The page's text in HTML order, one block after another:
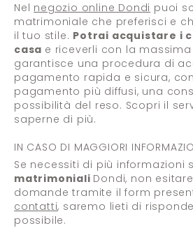
Nel negozio online Dondi puoi
matrimoniale che preferisci e
il tuo stile. Potrai acquistare i
casa e riceverli con la
garantisce una procedura di
pagamento rapida e sicura,
pagamento più diffusi, una
possibilità del reso. Scopri il
saperne di più.
IN CASO DI MAGGIORI
Se necessiti di più informazioni
matrimoniali Dondi, non
domande tramite il form
contatti, saremo lieti di
possibile.